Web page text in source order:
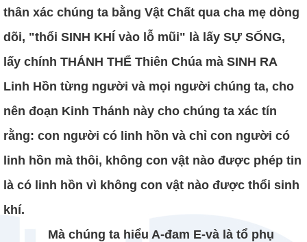
thân xác chúng ta bằng Vật Chất qua cha mẹ dòng
dõi, "thổi SINH KHÍ vào lỗ mũi" là lấy SỰ SỐNG,
lấy chính THÁNH THỂ Thiên Chúa mà SINH RA
Linh Hồn từng người và mọi người chúng ta, cho
nên đoạn Kinh Thánh này cho chúng ta xác tín
rằng: con người có linh hồn và chỉ con người có
linh hồn mà thôi, không con vật nào được phép tin
là có linh hồn vì không con vật nào được thổi sinh
khí.
Mà chúng ta hiểu A-đam E-và là tổ phụ